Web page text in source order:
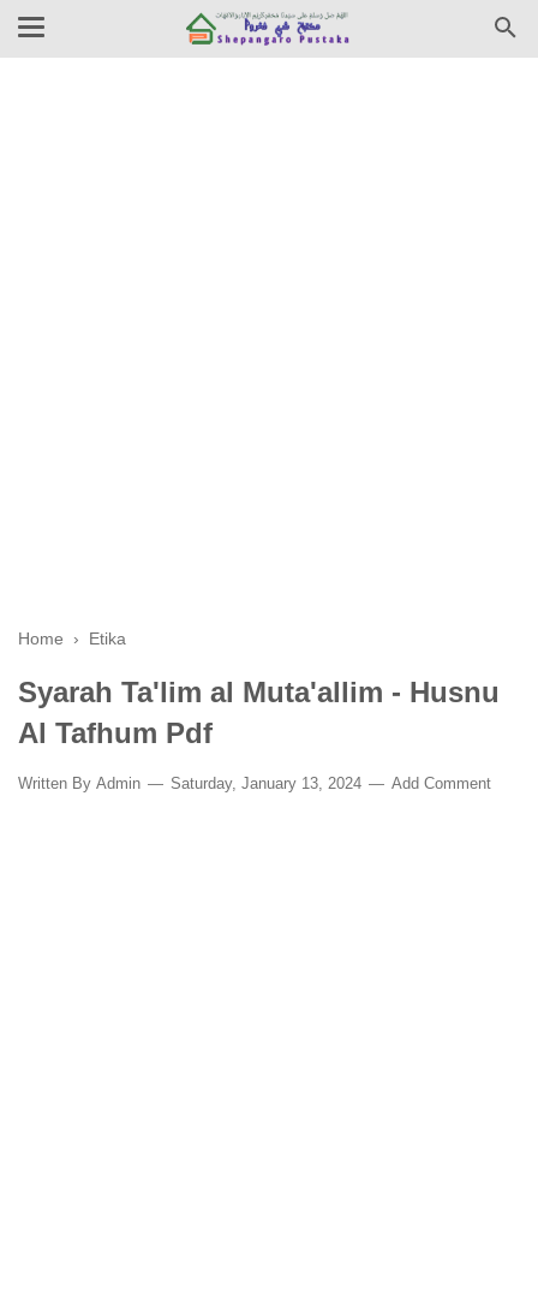
Home › Etika
Syarah Ta'lim al Muta'allim - Husnu
Al Tafhum Pdf
Written By Admin Saturday, January 13, 2024 Add Comment